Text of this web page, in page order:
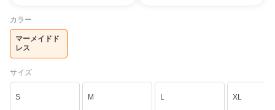
カラー
マーメイドド
レス
サイズ
S M L XL